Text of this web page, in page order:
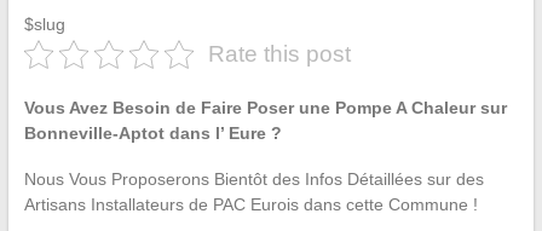
$slug
Rate this post
Vous Avez Besoin de Faire Poser une Pompe A Chaleur sur
Bonneville-Aptot dans l’ Eure ?
Nous Vous Proposerons Bientôt des Infos Détaillées sur des
Artisans Installateurs de PAC Eurois dans cette Commune !